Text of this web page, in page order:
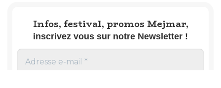
Infos, festival, promos Mejmar,
inscrivez vous sur notre Newsletter !